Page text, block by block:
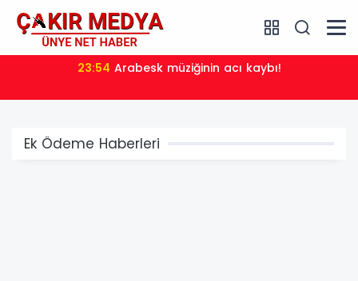
Ek Ödeme Haberleri